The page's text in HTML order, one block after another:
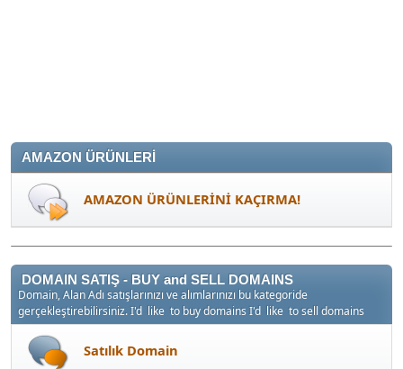
AMAZON ÜRÜNLERİ
AMAZON ÜRÜNLERİNİ KAÇIRMA!
DOMAIN SATIŞ - BUY and SELL DOMAINS
Domain, Alan Adı satışlarınızı ve alımlarınızı bu kategoride
gerçekleştirebilirsiniz. I'd like to buy domains I'd like to sell domains
Satılık Domain